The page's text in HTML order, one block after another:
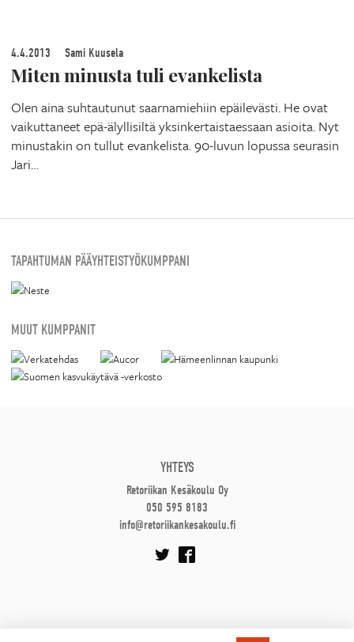
4.4.2013 Sami Kuusela
Miten minusta tuli evankelista
Olen aina suhtautunut saarnamiehiin epäilevästi. He ovat
vaikuttaneet epä-älyllisiltä yksinkertaistaessaan asioita. Nyt
minustakin on tullut evankelista. 90-luvun lopussa seurasin
Jari…
TAPAHTUMAN PÄÄYHTEISTYÖKUMPPANI
MUUT KUMPPANIT
YHTEYS
Retoriikan Kesäkoulu Oy
050 595 8183
info@retoriikankesakoulu.fi